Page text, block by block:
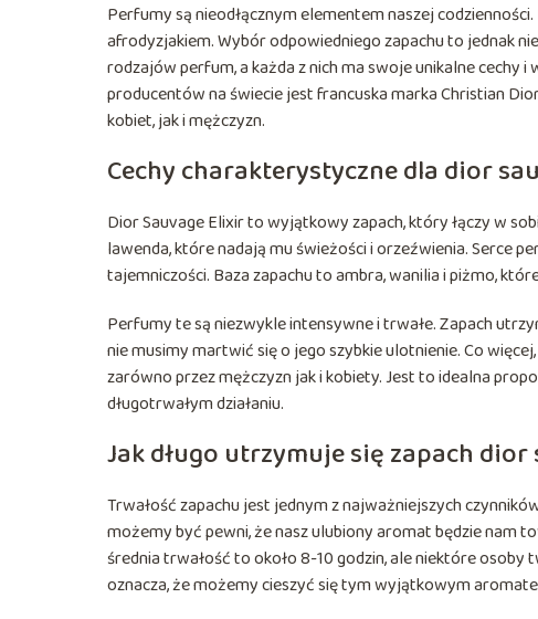
Perfumy są nieodłącznym elementem naszej
afrodyzjakiem. Wybór odpowiedniego zapachu to jednak
rodzajów perfum, a każda z nich ma swoje unikalne cechy
producentów na świecie jest francuska marka Christian
kobiet, jak i mężczyzn.
Cechy charakterystyczne dla dior
Dior Sauvage Elixir to wyjątkowy zapach, który łączy w
lawenda, które nadają mu świeżości i orzeźwienia. Serce
tajemniczości. Baza zapachu to ambra, wanilia i piżmo,
Perfumy te są niezwykle intensywne i trwałe. Zapach
nie musimy martwić się o jego szybkie ulotnienie. Co więcej,
zarówno przez mężczyzn jak i kobiety. Jest to idealna
długotrwałym działaniu.
Jak długo utrzymuje się zapach
Trwałość zapachu jest jednym z najważniejszych
możemy być pewni, że nasz ulubiony aromat będzie nam
średnia trwałość to około 8-10 godzin, ale niektóre osoby
oznacza, że możemy cieszyć się tym wyjątkowym